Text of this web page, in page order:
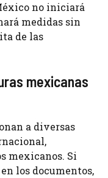
no iniciará
medidas sin
de las
mexicanas
a diversas
mexicanos. Si
los documentos,